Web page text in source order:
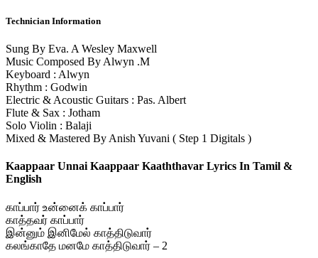
Technician Information
Sung By Eva. A Wesley Maxwell
Music Composed By Alwyn .M
Keyboard : Alwyn
Rhythm : Godwin
Electric & Acoustic Guitars : Pas. Albert
Flute & Sax : Jotham
Solo Violin : Balaji
Mixed & Mastered By Anish Yuvani ( Step 1 Digitals )
Kaappaar Unnai Kaappaar Kaaththavar Lyrics In Tamil &
English
காப்பார் உன்னைக் காப்பார்
காத்தவர் காப்பார்
இன்னும் இனிமேல் காத்திடுவார்
கலங்காதே மனமே காத்திடுவார் – 2